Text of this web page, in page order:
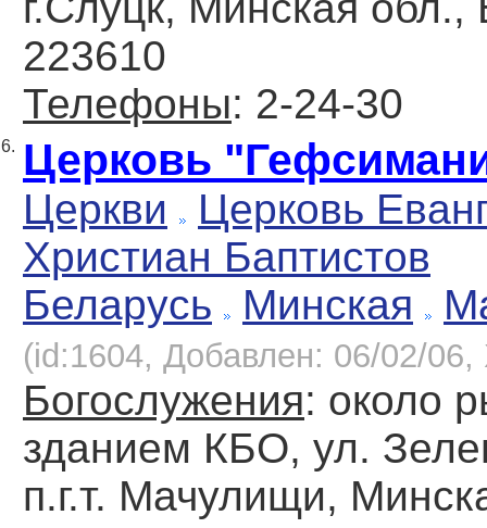
223610
Телефоны: 2-24-30
6. Церковь
Церкви
Церковь
Христиан Баптистов
Беларусь
Минская
(id:1604, Добавлен: 06/02/06,
Богослужения: около
зданием КБО, ул.
п.г.т. Мачулищи,